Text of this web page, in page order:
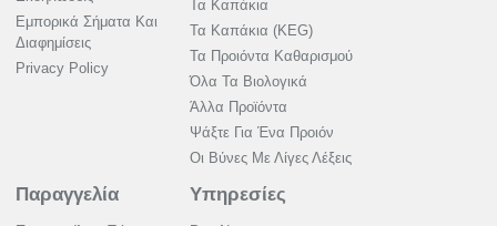
Εμπορικά Σήματα Και
Διαφημίσεις
Privacy Policy
Τα Καπάκια
Τα Καπάκια (KEG)
Τα Προιόντα Καθαρισμού
Όλα Τα Βιολογικά
Άλλα Προϊόντα
Ψάξτε Για Ένα Προιόν
Οι Βύνες Με Λίγες Λέξεις
Παραγγελία Υπηρεσίες